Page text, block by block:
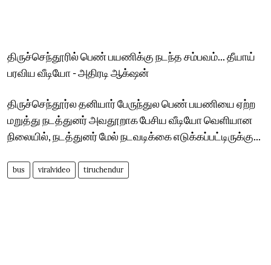
திருச்செந்தூரில் பெண் பயணிக்கு நடந்த சம்பவம்... தீயாய்
பரவிய வீடியோ - அதிரடி ஆக்‌ஷன்
திருச்செந்தூர்ல தனியார் பேருந்துல பெண் பயணியை ஏற்ற
மறுத்து நடத்துனர் அவதூறாக பேசிய வீடியோ வெளியான
நிலையில், நடத்துனர் மேல் நடவடிக்கை எடுக்கப்பட்டிருக்கு...
bus viralvideo tiruchendur